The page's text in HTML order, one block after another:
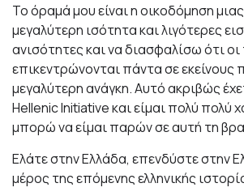
Το όραμά μου είναι η οικοδόμηση
μεγαλύτερη ισότητα και λιγότερες
ανισότητες και να διασφαλίσω ότι οι
επικεντρώνονται πάντα σε εκείνους
μεγαλύτερη ανάγκη. Αυτό ακριβώς
Hellenic Initiative και είμαι πολύ πολύ
μπορώ να είμαι παρών σε αυτή τη
Ελάτε στην Ελλάδα, επενδύστε στην
μέρος της επόμενης ελληνικής